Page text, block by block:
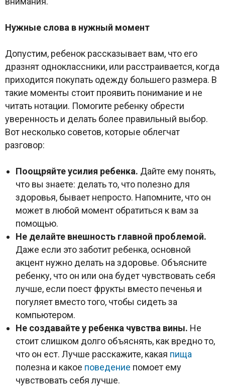
Нужные слова в нужный момент
Допустим, ребенок рассказывает вам, что его
дразнят одноклассники, или расстраивается, когда
приходится покупать одежду большего размера. В
такие моменты стоит проявить понимание и не
читать нотации. Помогите ребенку обрести
уверенность и делать более правильный выбор.
Вот несколько советов, которые облегчат
разговор:
Поощряйте усилия ребенка. Дайте ему понять,
что вы знаете: делать то, что полезно для
здоровья, бывает непросто. Напомните, что он
может в любой момент обратиться к вам за
помощью.
Не делайте внешность главной проблемой.
Даже если это заботит ребенка, основной
акцент нужно делать на здоровье. Объясните
ребенку, что он или она будет чувствовать себя
лучше, если поест фрукты вместо печенья и
погуляет вместо того, чтобы сидеть за
компьютером.
Не создавайте у ребенка чувства вины. Не
стоит слишком долго объяснять, как вредно то,
что он ест. Лучше расскажите, какая пища
полезна и какое поведение помоет ему
чувствовать себя лучше.